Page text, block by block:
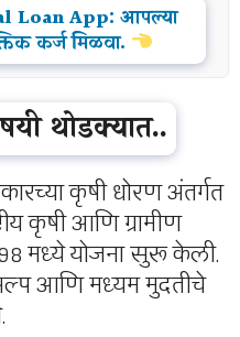
Loan App: आपल्या
कर्ज मिळवा.
थोडक्यात..
कृषी धोरण अंतर्गत
कृषी आणि ग्रामीण
मध्ये योजना सुरू केली.
आणि मध्यम मुदतीचे